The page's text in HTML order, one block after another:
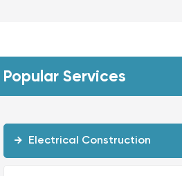
Popular Services
Electrical Construction